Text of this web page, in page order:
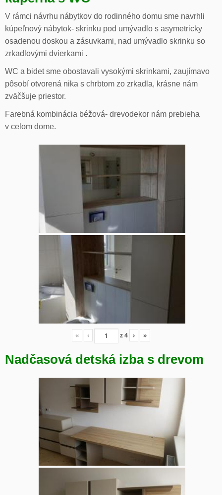
V rámci návrhu nábytkov do rodinného domu sme navrhli
kúpeľnový nábytok- skrinku pod umývadlo s asymetricky
osadenou doskou a zásuvkami, nad umývadlo skrinku so
zrkadlovými dvierkami .
WC a bidet sme obostavali vysokými skrinkami, zaujímavo
pôsobí otvorená nika s chrbtom zo zrkadla, krásne nám
zväčšuje priestor.
Farebná kombinácia béžová- drevodekor nám prebieha
v celom dome.
« ‹ z4 › »
Nadčasová detská izba s drevom